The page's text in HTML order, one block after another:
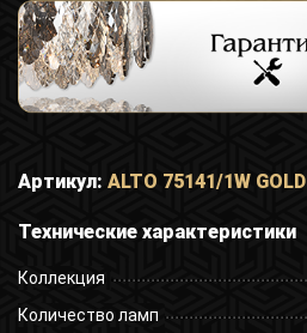
Артикул: ALTO 75141/1W GOLD
Технические характеристики
Коллекция
Количество ламп